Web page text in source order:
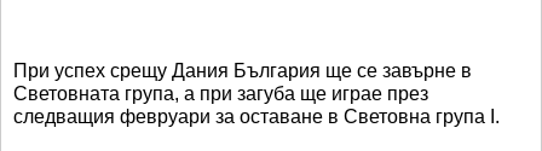
При успех срещу Дания България ще се завърне в
Световната група, а при загуба ще играе през
следващия февруари за оставане в Световна група I.